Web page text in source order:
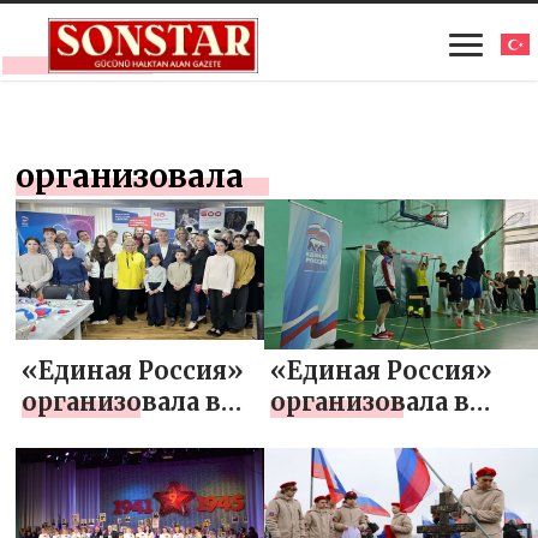
организовала
«Единая Россия»
организовала в
классы для детей
участников СВО
«Единая Россия»
организовала в
классы с
известными
спортсменами